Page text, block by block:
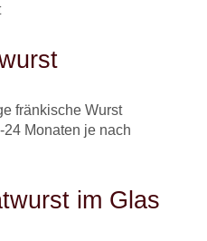
fränkische Wurst
Monaten je nach
im Glas